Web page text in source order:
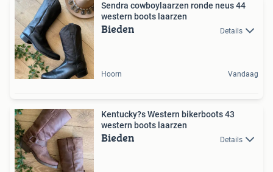
Sendra cowboylaarzen ronde neus 44
western boots laarzen
Bieden Details
Hoorn Vandaag
Kentucky?s Western bikerboots 43
western boots laarzen
Bieden Details